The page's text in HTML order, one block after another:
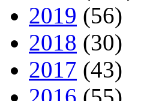
2019 (56)
2018 (30)
2017 (43)